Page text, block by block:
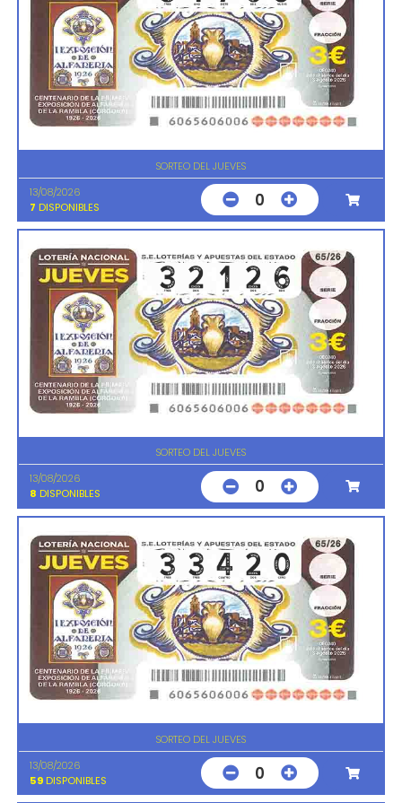
SORTEO DEL JUEVES
13/08/2026
7 DISPONIBLES 0
SORTEO DEL JUEVES
13/08/2026
8 DISPONIBLES 0
SORTEO DEL JUEVES
13/08/2026
59 DISPONIBLES 0